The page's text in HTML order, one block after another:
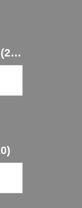
Tres adioses (2025)